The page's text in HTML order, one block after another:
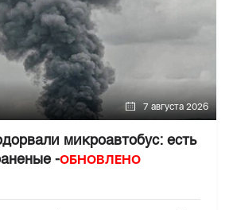
7 августа 2026
микроавтобус: есть
-ОБНОВЛЕНО